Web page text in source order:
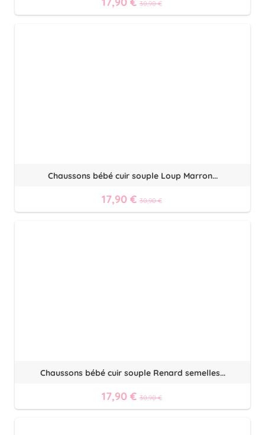
30,90 €
Chaussons bébé cuir souple Loup Marron...
17,90 €30,90 €
Chaussons bébé cuir souple Renard semelles...
17,90 €30,90 €